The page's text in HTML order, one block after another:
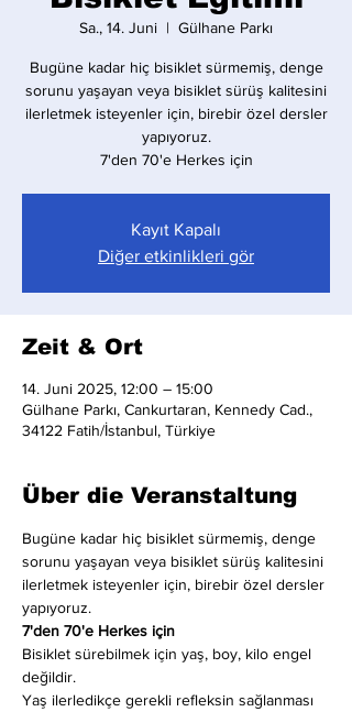
Sa., 14. Juni
  |
Gülhane Parkı
Bugüne kadar hiç bisiklet sürmemiş, denge
sorunu yaşayan veya bisiklet sürüş kalitesini
ilerletmek isteyenler için, birebir özel dersler
yapıyoruz.
7'den 70'e Herkes için
Kayıt Kapalı
Diğer etkinlikleri gör
Zeit & Ort
14. Juni 2025, 12:00 – 15:00
Gülhane Parkı, Cankurtaran, Kennedy Cad.,
34122 Fatih/İstanbul, Türkiye
Über die Veranstaltung
Bugüne kadar hiç bisiklet sürmemiş, denge
sorunu yaşayan veya bisiklet sürüş kalitesini
ilerletmek isteyenler için, birebir özel dersler
yapıyoruz.
7'den 70'e Herkes için
Bisiklet sürebilmek için yaş, boy, kilo engel
değildir.
Yaş ilerledikçe gerekli refleksin sağlanması